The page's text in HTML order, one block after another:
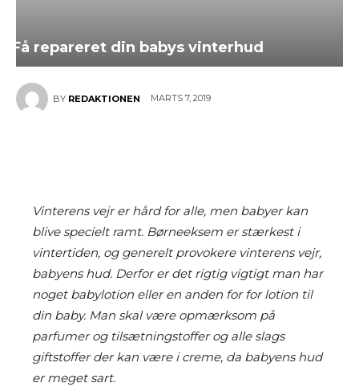
Få repareret din babys vinterhud
BY REDAKTIONEN MARTS 7, 2019
Vinterens vejr er hård for alle, men babyer kan
blive specielt ramt. Børneeksem er stærkest i
vintertiden, og generelt provokere vinterens vejr,
babyens hud. Derfor er det rigtig vigtigt man har
noget babylotion eller en anden for for lotion til
din baby. Man skal være opmærksom på
parfumer og tilsætningstoffer og alle slags
giftstoffer der kan være i creme, da babyens hud
er meget sart.